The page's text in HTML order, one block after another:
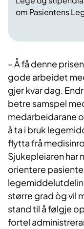
om Pasientens
– Å få denne
gode arbeidet
gjer kvar dag.
betre samspel
medarbeidarane
å ta i bruk
flytta frå
Sjukepleiaren har
orientere
større grad òg vil
stand til å følgje
fortel